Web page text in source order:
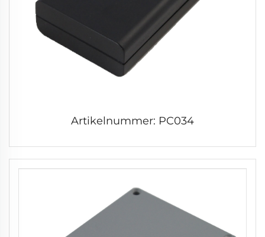
Artikelnummer: PC034